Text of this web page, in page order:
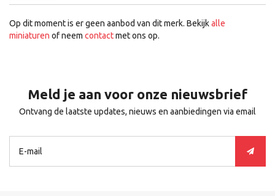
Op dit moment is er geen aanbod van dit merk. Bekijkalle
miniaturen of neem contactmet ons op.
Meld je aan voor onze nieuwsbrief
Ontvang de laatste updates, nieuws en aanbiedingen via email